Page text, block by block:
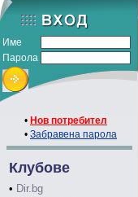
Име
Парола
• Нов потребител
• Забравена парола
Клубове
• Dir.bg